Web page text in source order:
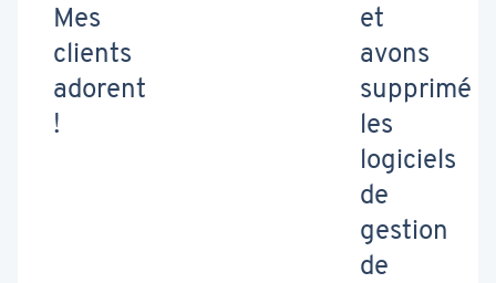
Mes
clients
adorent
!
et
avons
supprimé
les
logiciels
de
gestion
de